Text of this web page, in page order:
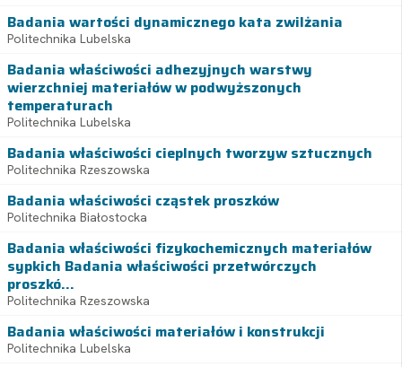
Badania wartości dynamicznego kata zwilżania
Politechnika Lubelska
Badania właściwości adhezyjnych warstwy
wierzchniej materiałów w podwyższonych
temperaturach
Politechnika Lubelska
Badania właściwości cieplnych tworzyw sztucznych
Politechnika Rzeszowska
Badania właściwości cząstek proszków
Politechnika Białostocka
Badania właściwości fizykochemicznych materiałów
sypkich Badania właściwości przetwórczych
proszkó...
Politechnika Rzeszowska
Badania właściwości materiałów i konstrukcji
Politechnika Lubelska